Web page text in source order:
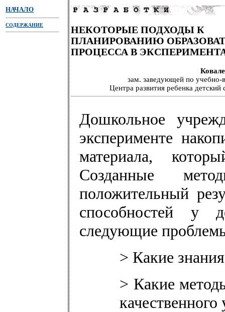
НАЧАЛО
СОДЕРЖАНИЕ
НЕКОТОРЫЕ ПОДХОДЫ К
ПЛАНИРОВАНИЮ
ПРОЦЕССА В
зам. заведующей по учебно-
Центра развития ребенка
Дошкольное
эксперименте
материала,
Созданные
положительный
способностей у
следующие
> Какие
> Какие